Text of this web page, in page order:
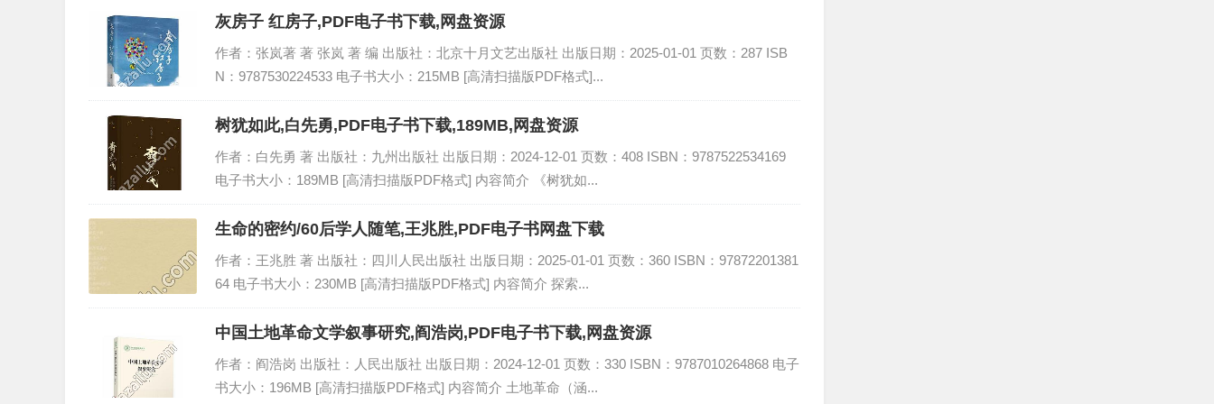
灰房子 红房子,PDF电子书下载,网盘资源
作者：张岚著 著 张岚 著 编 出版社：北京十月文艺出版社 出版日期：2025-01-01 页数：287 ISB
N：9787530224533 电子书大小：215MB [高清扫描版PDF格式]...
树犹如此,白先勇,PDF电子书下载,189MB,网盘资源
作者：白先勇 著 出版社：九州出版社 出版日期：2024-12-01 页数：408 ISBN：9787522534169
电子书大小：189MB [高清扫描版PDF格式] 内容简介 《树犹如...
生命的密约/60后学人随笔,王兆胜,PDF电子书网盘下载
作者：王兆胜 著 出版社：四川人民出版社 出版日期：2025-01-01 页数：360 ISBN：97872201381
64 电子书大小：230MB [高清扫描版PDF格式] 内容简介 探索...
中国土地革命文学叙事研究,阎浩岗,PDF电子书下载,网盘资源
作者：阎浩岗 出版社：人民出版社 出版日期：2024-12-01 页数：330 ISBN：9787010264868 电子
书大小：196MB [高清扫描版PDF格式] 内容简介 土地革命（涵...